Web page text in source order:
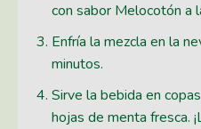
con sabor Melocotón a
Enfría la mezcla en la
minutos.
Sirve la bebida en
hojas de menta fresca.